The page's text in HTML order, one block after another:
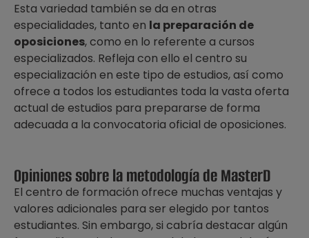
Esta variedad también se da en otras
especialidades, tanto en la preparación de
oposiciones, como en lo referente a cursos
especializados. Refleja con ello el centro su
especialización en este tipo de estudios, así como
ofrece a todos los estudiantes toda la vasta oferta
actual de estudios para prepararse de forma
adecuada a la convocatoria oficial de oposiciones.
Opiniones sobre la metodología de MasterD
El centro de formación ofrece muchas ventajas y
valores adicionales para ser elegido por tantos
estudiantes. Sin embargo, si cabría destacar algún